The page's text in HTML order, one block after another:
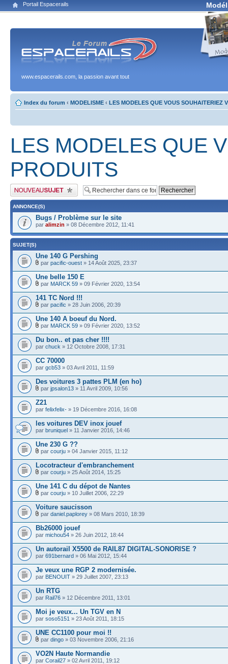
Portail Espacerails
www.espacerails.com, la passion avant tout
Index du forum ‹ MODELISME ‹ LES MODELES QUE VOUS SOUHAITERIEZ
LES MODELES QUE
PRODUITS
Publier un nouveau sujet
ANNONCE(S)
Bugs / Problème sur le site
par alimzin » 08 Décembre 2012, 11:41
SUJET(S)
Une 140 G Pershing
par pacific-ouest » 14 Août 2025, 23:37
Une belle 150 E
par MARCK 59 » 09 Février 2020, 13:54
141 TC Nord !!!
par pacific » 28 Juin 2006, 20:39
Une 140 A boeuf du Nord.
par MARCK 59 » 09 Février 2020, 13:52
Du bon.. et pas cher !!!!
par chuck » 12 Octobre 2008, 17:31
CC 70000
par gcb53 » 03 Avril 2011, 11:59
Des voitures 3 pattes PLM (en ho)
par jpsalon13 » 11 Avril 2009, 10:56
Z21
par felixfelix- » 19 Décembre 2016, 16:08
les voitures DEV inox jouef
par bruniquel » 11 Janvier 2016, 14:46
Une 230 G ??
par courju » 04 Janvier 2015, 11:12
Locotracteur d'embranchement
par courju » 25 Août 2014, 15:25
Une 141 C du dépot de Nantes
par courju » 10 Juillet 2006, 22:29
Voiture saucisson
par daniel.paplorey » 08 Mars 2010, 18:39
Bb26000 jouef
par michou54 » 26 Juin 2012, 18:44
Un autorail X5500 de RAIL87 DIGITAL-SONORISE ?
par 691bernard » 06 Mai 2012, 15:44
Je veux une RGP 2 modernisée.
par BENOUIT » 29 Juillet 2007, 23:13
Un RTG
par Rail76 » 12 Décembre 2011, 13:01
Moi je veux... Un TGV en N
par soso5151 » 23 Août 2011, 18:15
UNE CC1100 pour moi !!
par dingo » 03 Novembre 2006, 21:16
VO2N Haute Normandie
par Corail27 » 02 Avril 2011, 19:12